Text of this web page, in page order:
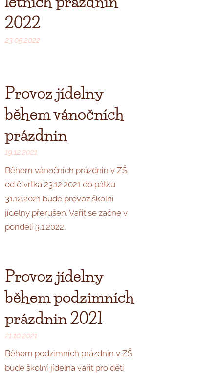
2022
23.05.2022
Provoz jídelny
během vánočních
prázdnin
19.12.2021
Během vánočních prázdnin v ZŠ
od čtvrtka 23.12.2021 do pátku
31.12.2021 bude provoz školní
jídelny přerušen. Vařit se začne v
pondělí 3.1.2022.
Provoz jídelny
během podzimních
prázdnin 2021
21.10.2021
Během podzimních prázdnin v ZŠ
bude školní jídelna vařit pro děti